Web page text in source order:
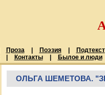
Проза Поэзия
Подтекст
Контакты Былое и люди
ОЛЬГА ШЕМЕТОВА.